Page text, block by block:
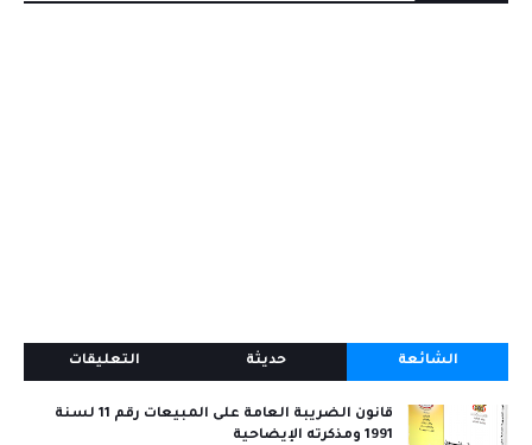
الشائعة حديثة التعليقات
قانون الضريبة العامة على المبيعات رقم 11 لسنة
1991 ومذكرته الإيضاحية